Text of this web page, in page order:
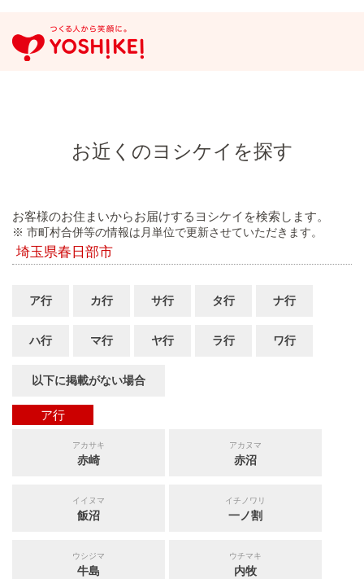
お近くのヨシケイを探す
お客様のお住まいからお届けするヨシケイを検索します。
※ 市町村合併等の情報は月単位で更新させていただきます。
埼玉県春日部市
ア行 カ行 サ行 タ行 ナ行
ハ行 マ行 ヤ行 ラ行 ワ行
以下に掲載がない場合
ア行
アカサキ
赤崎
アカヌマ
赤沼
イイヌマ
飯沼
イチノワリ
一ノ割
ウシジマ
牛島
ウチマキ
内牧